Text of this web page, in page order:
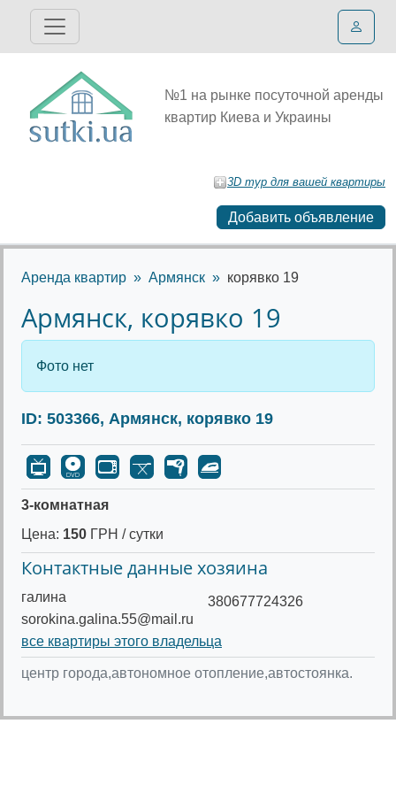
№1 на рынке посуточной аренды
квартир Киева и Украины
3D тур для вашей квартиры
Добавить объявление
Аренда квартир Армянск корявко 19
Армянск, корявко 19
Фото нет
ID: 503366, Армянск, корявко 19
3-комнатная
Цена: 150 ГРН / сутки
Контактные данные хозяина
галина
sorokina.galina.55@mail.ru
380677724326
все квартиры этого владельца
центр города,автономное отопление,автостоянка.